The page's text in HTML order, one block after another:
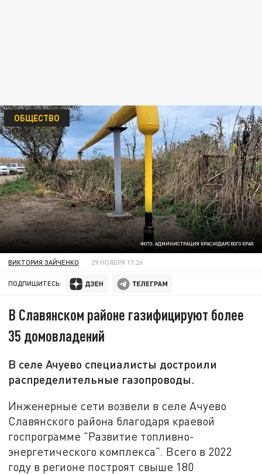
ФОТО: АДМИНИСТРАЦИЯ КРАСНОДАРСКОГО КРАЯ
ОБЩЕСТВО
ВИКТОРИЯ ЗАЙЧЕНКО 29 НОЯБРЯ 17:26
ПОДПИШИТЕСЬ:
В Славянском районе газифицируют более
35 домовладений
В селе Ачуево специалисты достроили
распределительные газопроводы.
Инженерные сети возвели в селе Ачуево
Славянского района благодаря краевой
госпрограмме "Развитие топливно-
энергетического комплекса". Всего в 2022
году в регионе построят свыше 180